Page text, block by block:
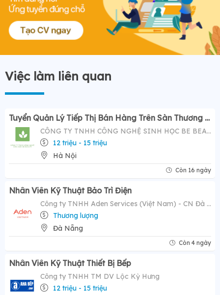
Việc làm liên quan
Tuyển Quản Lý Tiếp Thị Bán Hàng Trên Sàn Thương Mại Điện Tử ( Tiktok Shop)- Mức Lương Hấp Dẫn 12-20 Triệu
CÔNG TY TNHH CÔNG NGHỆ SINH HỌC BE BEAUTY
12 triệu - 15 triệu
Hà Nội
Còn 16 ngày
Nhân Viên Kỹ Thuật Bảo Trì Điện
Công ty TNHH Aden Services (Việt Nam) - CN Đà Nẵng
Thương lượng
Đà Nẵng
Còn 4 ngày
Nhân Viên Kỹ Thuật Thiết Bị Bếp
Công ty TNHH TM DV Lộc Kỳ Hưng
12 triệu - 15 triệu